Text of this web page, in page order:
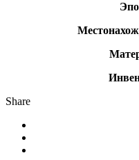
Share